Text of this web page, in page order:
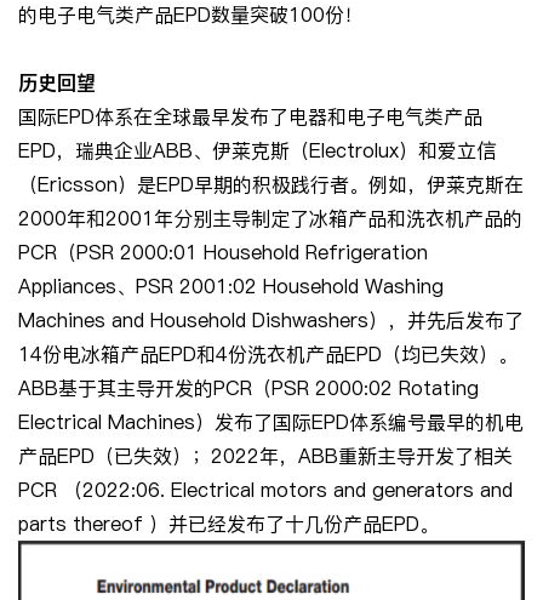
的电子电气类产品EPD数量突破100份！
历史回望
国际EPD体系在全球最早发布了电器和电子电气类产品
EPD，瑞典企业ABB、伊莱克斯（Electrolux）和爱立信
（Ericsson）是EPD早期的积极践行者。例如，伊莱克斯在
2000年和2001年分别主导制定了冰箱产品和洗衣机产品的
PCR（PSR 2000:01 Household Refrigeration
Appliances、PSR 2001:02 Household Washing
Machines and Household Dishwashers），并先后发布了
14份电冰箱产品EPD和4份洗衣机产品EPD（均已失效）。
ABB基于其主导开发的PCR（PSR 2000:02 Rotating
Electrical Machines）发布了国际EPD体系编号最早的机电
产品EPD（已失效）；2022年，ABB重新主导开发了相关
PCR （2022:06. Electrical motors and generators and
parts thereof ）并已经发布了十几份产品EPD。